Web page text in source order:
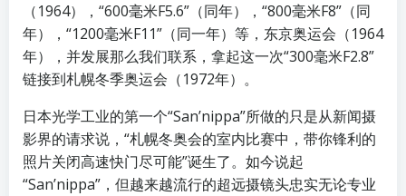
（1964），“600毫米F5.6”（同年），“800毫米F8”（同
年），“1200毫米F11”（同一年）等，东京奥运会（1964
年），并发展那么我们联系，拿起这一次“300毫米F2.8”
链接到札幌冬季奥运会（1972年）。
日本光学工业的第一个“San’nippa”所做的只是从新闻摄
影界的请求说，“札幌冬奥会的室内比赛中，带你锋利的
照片关闭高速快门尽可能”诞生了。如今说起
“San’nippa”，但越来越流行的超远摄镜头忠实无论专业